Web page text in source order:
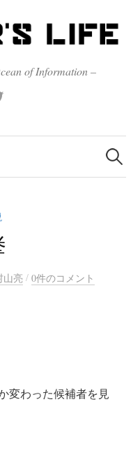
of Information –
検
索:
山亮 / 0件のコメント
変わった候補者を見